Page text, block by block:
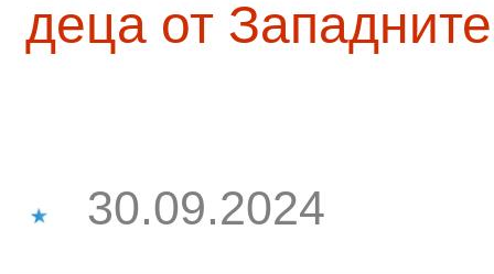
деца от
30.09.2024